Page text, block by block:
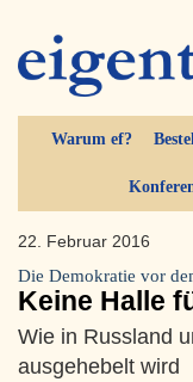
Warum ef?
22. Februar 2016
Die Demokratie vor
Keine Halle
Wie in Russland
ausgehebelt wird